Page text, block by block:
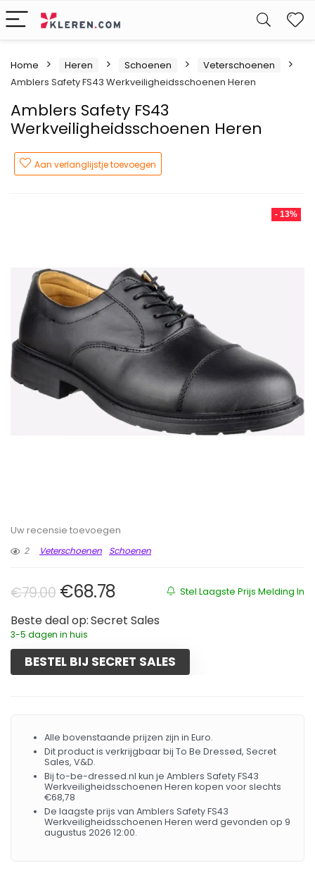
Home Heren Schoenen
Veterschoenen
Amblers Safety FS43 Werkveiligheidsschoenen Heren
Amblers Safety FS43
Werkveiligheidsschoenen Heren
Aan verlanglijstje toevoegen
- 13%
Uw recensie toevoegen
2
Veterschoenen Schoenen
Stel Laagste Prijs Melding In
€79.00 Oorspronkelijke prijs was:
€68.78Huidige prijs is: €68.78.
Beste deal op: Secret Sales
3-5 dagen in huis
BESTEL BIJ SECRET SALES
Alle bovenstaande prijzen zijn in Euro.
Dit product is verkrijgbaar bij To Be Dressed, Secret
Sales, V&D.
Bij to-be-dressed.nl kun je Amblers Safety FS43
Werkveiligheidsschoenen Heren kopen voor slechts
€68,78
De laagste prijs van Amblers Safety FS43
Werkveiligheidsschoenen Heren werd gevonden op 9
augustus 2026 12:00.